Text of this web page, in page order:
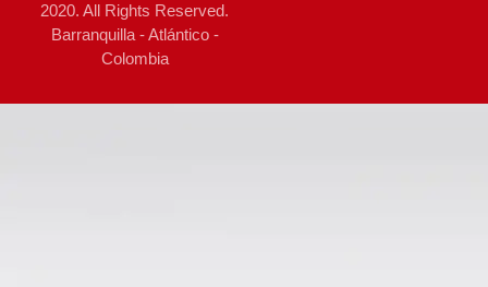
2020. All Rights Reserved.
Barranquilla - Atlántico -
Colombia